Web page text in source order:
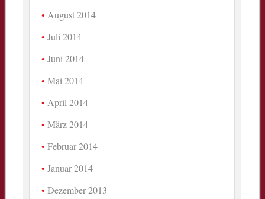
August 2014
Juli 2014
Juni 2014
Mai 2014
April 2014
März 2014
Februar 2014
Januar 2014
Dezember 2013